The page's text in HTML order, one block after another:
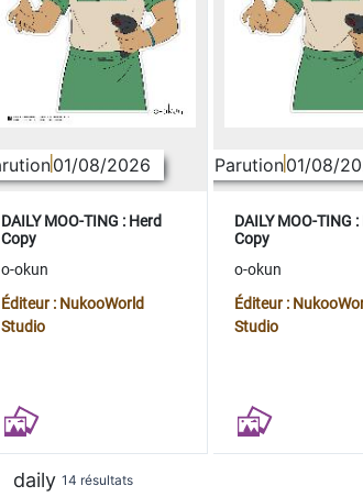
01/08/2026
DAILY MOO-TING : Herd
Copy
o-okun
Éditeur : NukooWorld
Studio
Parution01/08/
DAILY MOO-TING :
Copy
o-okun
Éditeur :
Studio
daily 14 résultats